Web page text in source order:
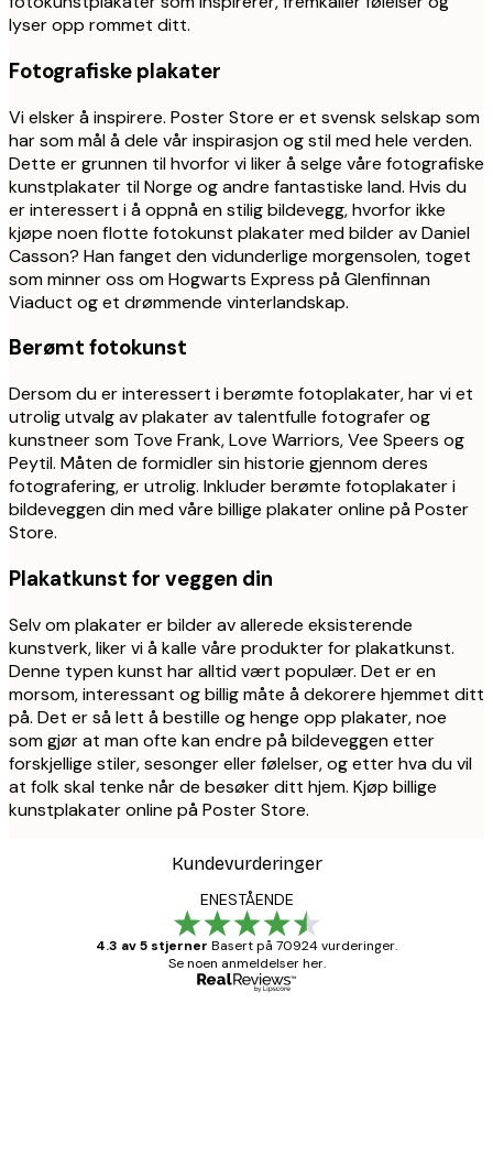
lyser opp rommet ditt.
Fotografiske plakater
Vi elsker å inspirere. Poster Store er et svensk selskap som
har som mål å dele vår inspirasjon og stil med hele verden.
Dette er grunnen til hvorfor vi liker å selge våre fotografiske
kunstplakater til Norge og andre fantastiske land. Hvis du
er interessert i å oppnå en stilig bildevegg, hvorfor ikke
kjøpe noen flotte fotokunst plakater med bilder av Daniel
Casson? Han fanget den vidunderlige morgensolen, toget
som minner oss om Hogwarts Express på Glenfinnan
Viaduct og et drømmende vinterlandskap.
Berømt fotokunst
Dersom du er interessert i berømte fotoplakater, har vi et
utrolig utvalg av plakater av talentfulle fotografer og
kunstneer som Tove Frank, Love Warriors, Vee Speers og
Peytil. Måten de formidler sin historie gjennom deres
fotografering, er utrolig. Inkluder berømte fotoplakater i
bildeveggen din med våre billige plakater online på Poster
Store.
Plakatkunst for veggen din
Selv om plakater er bilder av allerede eksisterende
kunstverk, liker vi å kalle våre produkter for plakatkunst.
Denne typen kunst har alltid vært populær. Det er en
morsom, interessant og billig måte å dekorere hjemmet ditt
på. Det er så lett å bestille og henge opp plakater, noe
som gjør at man ofte kan endre på bildeveggen etter
forskjellige stiler, sesonger eller følelser, og etter hva du vil
at folk skal tenke når de besøker ditt hjem. Kjøp billige
kunstplakater online på Poster Store.
Kundevurderinger
ENESTÅENDE
4.3 av 5 stjerner Basert på 70924 vurderinger.
Se noen anmeldelser her.